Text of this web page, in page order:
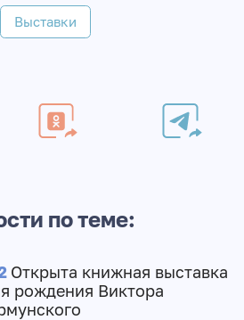
Выставки
по теме:
Открыта книжная выставка
рождения Виктора